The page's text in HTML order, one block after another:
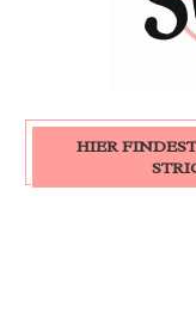
HIER